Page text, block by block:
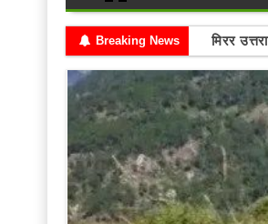
Breaking News
Write
मिरर